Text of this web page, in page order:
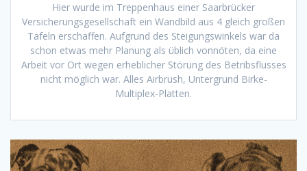
Hier wurde im Treppenhaus einer Saarbrücker
Versicherungsgesellschaft ein Wandbild aus 4 gleich großen
Tafeln erschaffen. Aufgrund des Steigungswinkels war da
schon etwas mehr Planung als üblich vonnöten, da eine
Arbeit vor Ort wegen erheblicher Störung des Betribsflusses
nicht möglich war. Alles Airbrush, Untergrund Birke-
Multiplex-Platten.